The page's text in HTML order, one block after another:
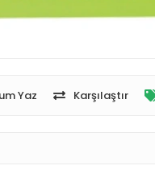
Yaz Karşılaştır